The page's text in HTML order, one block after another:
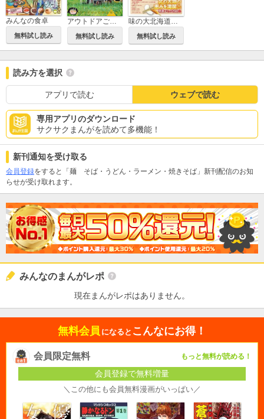
みんなの食卓
無料試し読み
アウトドアごはん
無料試し読み
味の大北海道展 毛がに・うに丼・ジンギスカン♪
無料試し読み
読み方を選択
アプリで読む ウェブで読む
専用アプリのダウンロード
サクサクまんがを読めて多機能！
新刊通知を受け取る
会員登録をすると「麺 そば・うどん・ラーメン・焼きそば」新刊配信のお知
らせが受け取れます。
みんなのまんがレポ
現在まんがレポはありません。
無料会員 になると こんなにお得！
会員限定無料 もっと無料が読める！
会員登録で無料増量
＼この他にも会員無料漫画がいっぱい／